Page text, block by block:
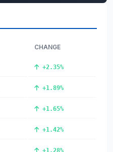
CHANGE
+2.35%
+1.89%
+1.65%
+1.42%
+1.28%